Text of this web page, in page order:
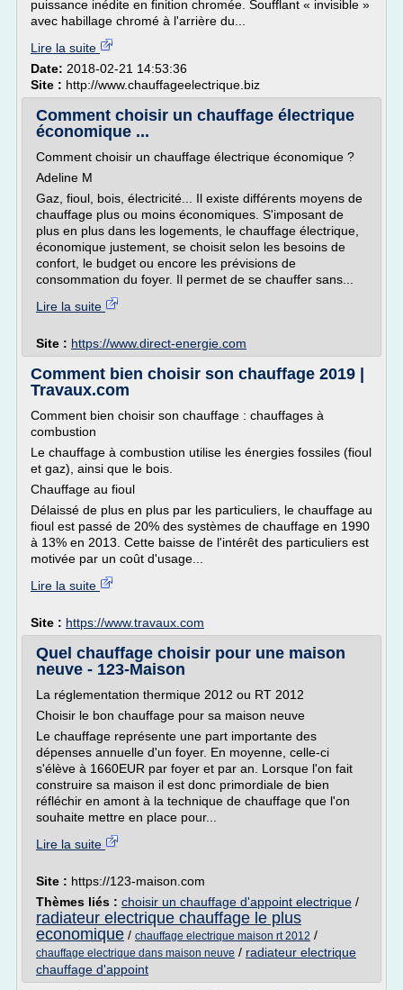
puissance inédite en finition chromée. Soufflant « invisible »
avec habillage chromé à l'arrière du...
Lire la suite
Date: 2018-02-21 14:53:36
Site : http://www.chauffageelectrique.biz
Comment choisir un chauffage électrique
économique ...
Comment choisir un chauffage électrique économique ?
Adeline M
Gaz, fioul, bois, électricité... Il existe différents moyens de
chauffage plus ou moins économiques. S'imposant de
plus en plus dans les logements, le chauffage électrique,
économique justement, se choisit selon les besoins de
confort, le budget ou encore les prévisions de
consommation du foyer. Il permet de se chauffer sans...
Lire la suite
Site : https://www.direct-energie.com
Comment bien choisir son chauffage 2019 |
Travaux.com
Comment bien choisir son chauffage : chauffages à
combustion
Le chauffage à combustion utilise les énergies fossiles (fioul
et gaz), ainsi que le bois.
Chauffage au fioul
Délaissé de plus en plus par les particuliers, le chauffage au
fioul est passé de 20% des systèmes de chauffage en 1990
à 13% en 2013. Cette baisse de l'intérêt des particuliers est
motivée par un coût d'usage...
Lire la suite
Site : https://www.travaux.com
Quel chauffage choisir pour une maison
neuve - 123-Maison
La réglementation thermique 2012 ou RT 2012
Choisir le bon chauffage pour sa maison neuve
Le chauffage représente une part importante des
dépenses annuelle d'un foyer. En moyenne, celle-ci
s'élève à 1660EUR par foyer et par an. Lorsque l'on fait
construire sa maison il est donc primordiale de bien
réfléchir en amont à la technique de chauffage que l'on
souhaite mettre en place pour...
Lire la suite
Site : https://123-maison.com
Thèmes liés : choisir un chauffage d'appoint electrique /
radiateur electrique chauffage le plus
economique / chauffage electrique maison rt 2012 /
chauffage electrique dans maison neuve / radiateur electrique
chauffage d'appoint